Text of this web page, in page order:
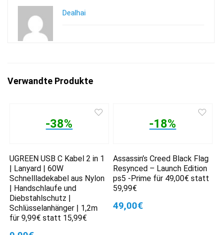
Dealhai
Verwandte Produkte
-38%
UGREEN USB C Kabel 2 in 1
| Lanyard | 60W
Schnellladekabel aus Nylon
| Handschlaufe und
Diebstahlschutz |
Schlüsselanhänger | 1,2m
für 9,99€ statt 15,99€
-18%
Assassin’s Creed Black Flag
Resynced – Launch Edition
ps5 -Prime für 49,00€ statt
59,99€
49,00€